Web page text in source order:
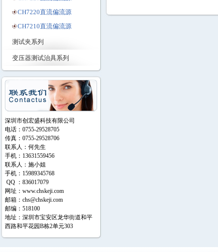
CH7220直流偏流源
CH7210直流偏流源
测试夹系列
变压器测试治具系列
深圳市创宏盛科技有限公司
电话：0755-29528705
传真：0755-29528706
联系人：何先生
手机：13631559456
联系人：施小姐
手机：15989345768
QQ ：836017079
网址： www.chskeji.com
邮箱： chs@chskeji.com
邮编：518100
地址：深圳市宝安区龙华街道和平
西路和平花园B栋2单元303